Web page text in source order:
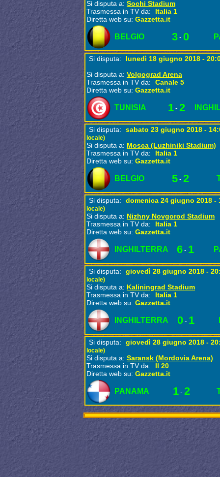
Si disputa a: Sochi Stadium
Trasmessa in TV da:
Italia 1
Diretta web su: Gazzetta.it
BELGIO 3- 0
Si disputa:
lunedì 18 giugno 2018 -
Si disputa a: Volgograd Arena
Trasmessa in TV da:
Canale 5
Diretta web su: Gazzetta.it
TUNISIA 1- 2
Si disputa: sabato 23 giugno 2018 -
locale)
Si disputa a: Mosca (Luzhiniki Stadium)
Trasmessa in TV da:
Italia 1
Diretta web su: Gazzetta.it
BELGIO 5- 2
Si disputa: domenica 24 giugno 2018 -
locale)
Si disputa a: Nizhny Novgorod Stadium
Trasmessa in TV da:
Italia 1
Diretta web su: Gazzetta.it
INGHILTERRA 6- 1
Si disputa: giovedì 28 giugno 2018 -
locale)
Si disputa a: Kaliningrad Stadium
Trasmessa in TV da:
Italia 1
Diretta web su: Gazzetta.it
INGHILTERRA 0- 1
Si disputa: giovedì 28 giugno 2018 -
locale)
Si disputa a: Saransk (Mordovia Arena)
Trasmessa in TV da:
Il 20
Diretta web su: Gazzetta.it
PANAMA 1- 2